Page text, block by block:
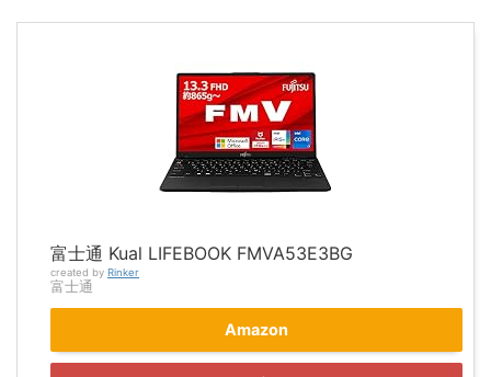
富士通 Kual LIFEBOOK FMVA53E3BG
created by Rinker
富士通
Amazon